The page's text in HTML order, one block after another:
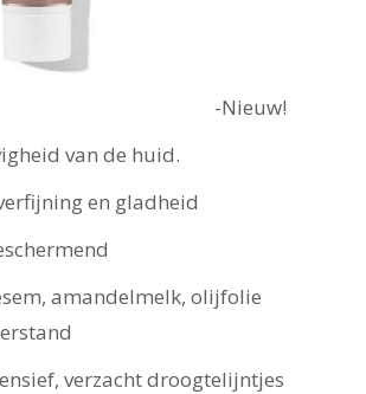
-Nieuw!
van de huid.
en gladheid
amandelmelk, olijfolie
verzacht droogtelijntjes